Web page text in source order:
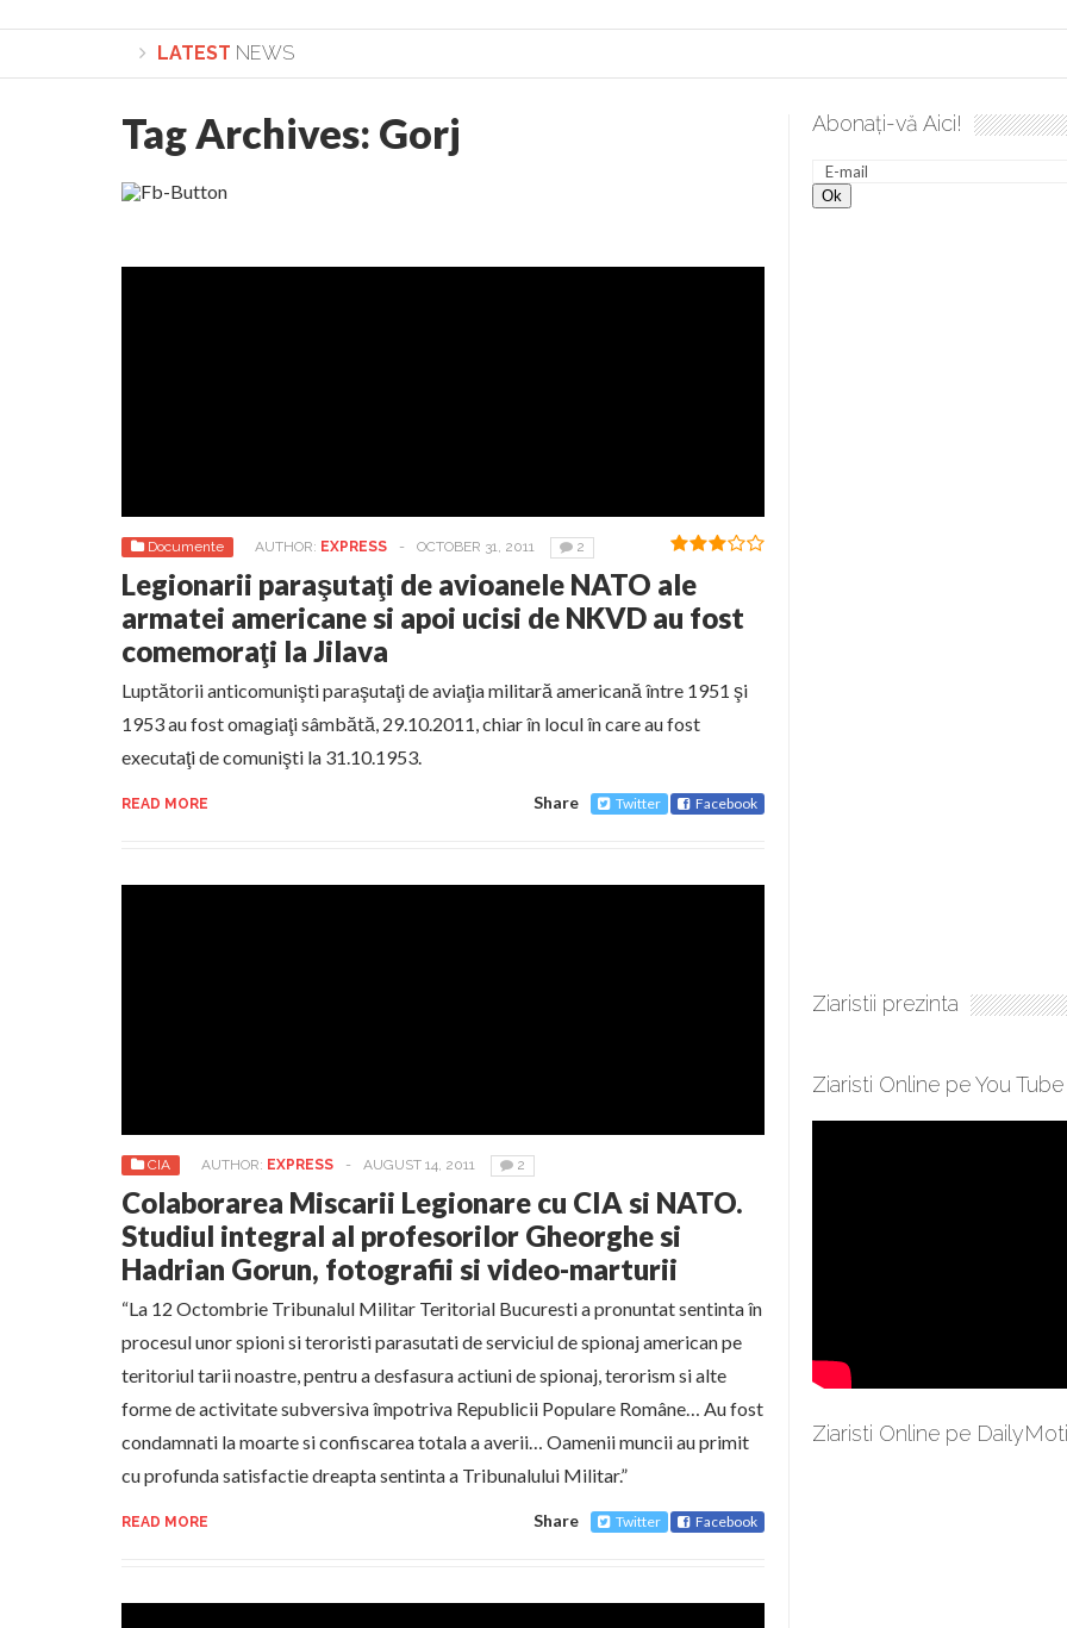
LATEST NEWS
Lepădarea de sine și urmarea lui Hristos. Calea spre desăvârșire. Gând de duminică de Elena Solunca Moise
Tag Archives: Gorj
Documente AUTHOR: EXPRESS - OCTOBER 31, 2011 2
Legionarii paraşutaţi de avioanele NATO ale
armatei americane si apoi ucisi de NKVD au fost
comemoraţi la Jilava
Luptătorii anticomunişti paraşutaţi de aviaţia militară americană între 1951 şi
1953 au fost omagiaţi sâmbătă, 29.10.2011, chiar în locul în care au fost
executaţi de comunişti la 31.10.1953.
READ MORE Share Twitter Facebook
CIA AUTHOR: EXPRESS - AUGUST 14, 2011 2
Colaborarea Miscarii Legionare cu CIA si NATO.
Studiul integral al profesorilor Gheorghe si
Hadrian Gorun, fotografii si video-marturii
“La 12 Octombrie Tribunalul Militar Teritorial Bucuresti a pronuntat sentinta în
procesul unor spioni si teroristi parasutati de serviciul de spionaj american pe
teritoriul tarii noastre, pentru a desfasura actiuni de spionaj, terorism si alte
forme de activitate subversiva împotriva Republicii Populare Române… Au fost
condamnati la moarte si confiscarea totala a averii… Oamenii muncii au primit
cu profunda satisfactie dreapta sentinta a Tribunalului Militar.”
READ MORE Share Twitter Facebook
Abonați-vă Aici!
Ziaristii prezinta
Ziaristi Online pe You Tube
Ziaristi Online pe